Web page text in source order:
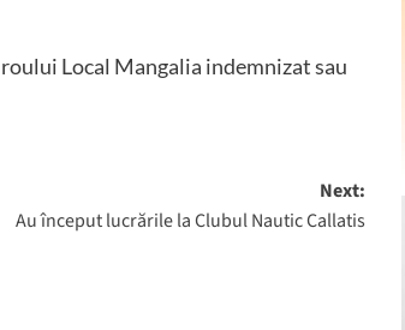
Local Mangalia indemnizat sau
Next:
Au început lucrările la Clubul Nautic Callatis